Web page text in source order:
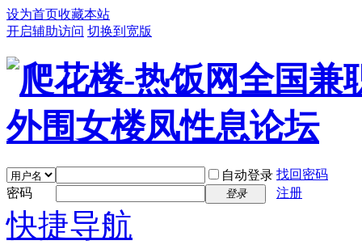
设为首页收藏本站
开启辅助访问 切换到宽版
自动登录 找回密码
密码
登录 注册
快捷导航